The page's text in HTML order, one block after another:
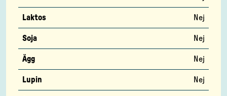
Laktos Nej
Soja Nej
Ägg Nej
Lupin Nej